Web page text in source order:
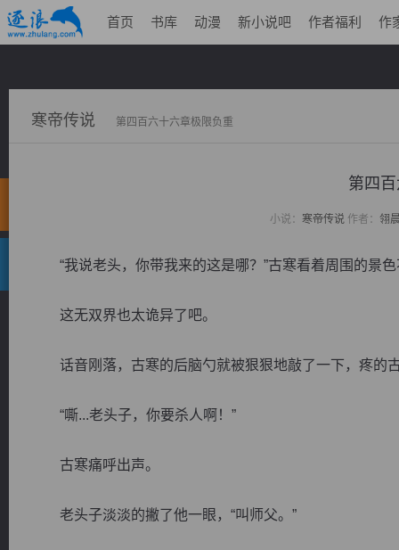
首页 书库 动漫 新小说吧 作者福利 作
寒帝传说 第四百六十六章极限负重
第四
小说： 寒帝传说作者： 翎
“我说老头，你带我来的这是哪？”古寒看着周围的景
这无双界也太诡异了吧。
话音刚落，古寒的后脑勺就被狠狠地敲了一下，疼的
“嘶...老头子，你要杀人啊！”
古寒痛呼出声。
老头子淡淡的撇了他一眼，“叫师父。”